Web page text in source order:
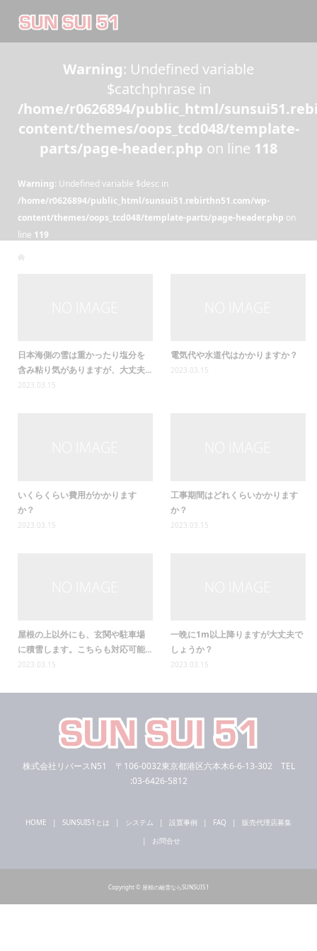
Warning: Undefined variable
$catchphrase in
/home/r0626894/public_html/
content/themes/oops_tcd048/template-
parts/page-header.php on line 118
Warning: Undefined variable $desc in
/home/r0626894/public_html/sunsui51.rebirthn51.com/wp-
content/themes/oops_tcd048/template-parts/page-header.php on
line 119
日本海側の雪は重かったり塩分を
含み粘り気がありますが、大丈夫...
2023.03.15
電気代や水道代はかかりますか？
2023.03.15
いくらくらい費用がかかります
か？
2023.03.15
工事期間はどれくらいかかります
か？
2023.03.15
屋根の上以外にも、玄関や駐車場
に積雪します。こちらも対応可能...
2023.03.15
一晩に1m以上降りますが大丈夫で
しょうか？
2023.03.15
株式会社リバースN51 〒106-0032東京都港区六本木6-6-13-302 TEL
:03-6426-5812
HOME SUNSUI51とは システム 設置事例 FAQ
販売代理店募集
お問合せ
Copyright © 屋根の融雪ならSUNSUI51